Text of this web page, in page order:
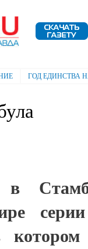
ГОД ЕДИНСТВА